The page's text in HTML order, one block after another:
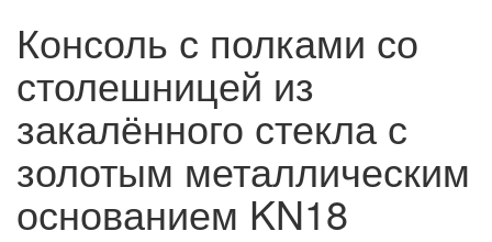
Консоль с полками со
столешницей из
закалённого стекла с
золотым металлическим
основанием KN18